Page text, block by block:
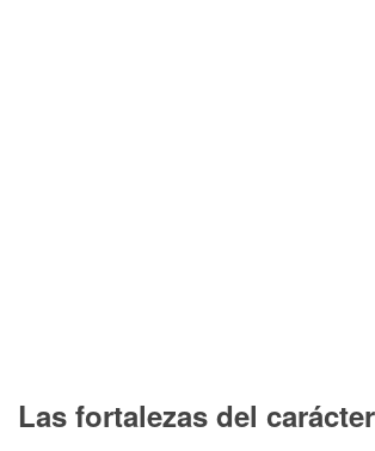
Las fortalezas del carácter